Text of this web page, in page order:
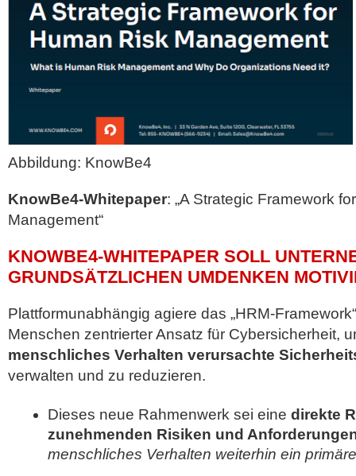
Abbildung: KnowBe4
KnowBe4-Whitepaper: „A Strategic Framework
Management“
KNOWBE4-WHITEPAPER SOLL
GRUNDSÄTZLICHEN UMDENKEN
Plattformunabhängig agiere das „HRM-
Menschen zentrierter Ansatz für Cybersicherheit,
menschliches Verhalten verursachte
verwalten und zu reduzieren.
Dieses neue Rahmenwerk sei eine direkte
zunehmenden Risiken und
menschliches Verhalten weiterhin ein